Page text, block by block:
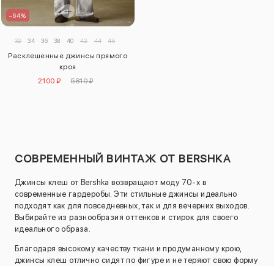
–64%
32 34 36 38 40 42 44 46
Расклешенные джинсы прямого
кроя
2100 ₽
5810 ₽
СОВРЕМЕННЫЙ ВИНТАЖ ОТ BERSHKA
Джинсы клеш от Bershka возвращают моду 70-х в
современные гардеробы. Эти стильные джинсы идеально
подходят как для повседневных, так и для вечерних выходов.
Выбирайте из разнообразия оттенков и стирок для своего
идеального образа.
Благодаря высокому качеству ткани и продуманному крою,
джинсы клеш отлично сидят по фигуре и не теряют свою форму